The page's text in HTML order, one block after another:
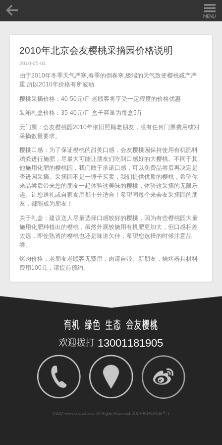
2010年北京会友樱桃采摘园价格说明
2010-05-01
由于2010年冬季天气严寒,春季的倒春寒,极端的天气致使樱桃减产严
重,所以2010年价格有所波动.
樱桃采摘价格：40-50元/斤 老顾客将享受一定程度的价格优惠
装箱礼盒价格：35-40元/斤 盒子容量为每盒5斤
无门票：会友樱桃园2010年依旧照顾老朋友，没有任何门票费用或对
采摘数量要求。
樱桃口感：为了保证樱桃的甜美口感，会友樱桃园保持使用有机肥料
鸡粪进行施肥，尽最大可能让朋友们吃到口感好的大樱桃。不同于其
他施用化肥的樱桃园，我们敢于承诺口感，可以免费品尝后再决定是
否进园采摘。采摘园不是一锤子买卖，我们提供优质的樱桃，希望你
来品尝后带来您的朋友一起体验这美味的樱桃，体验这采摘的无限乐
趣。让您送礼或自家食用都十分适合！希望同每个来会友采摘园的朋
友，都能成为朋友！
关于礼盒：建议送人尽量选择口感较好的樱桃，因为有些樱桃园大量
施用化肥种植出的樱桃，虽然外观较施用有机肥更加大，但口感相差
太远，即使熟透的樱桃也还是味道欠佳，希望您选择的时候注意品
尝。
烤肉价格：老朋友老顾客无费用，肉请自带。新朋友，烧烤器具材料
费用100元，请提前预约。
13001181905
©2014 www.cncaizhai.cn All Rights Reserved. 京ICP备14034639号-1